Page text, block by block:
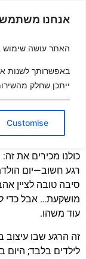
visibility_off השבת את
title סמן כותרות
settings צבע רקע
זום (הקטנה)
זום (הגדלה)
remove_circle_outline הקטנת גופן
add_circle_outline הגדלת גופן
spellcheck גופן קריא
ניגודיות
brightness_low ניגודיות כהה
אנחנו
האתר עושה שימוש
באפשרותך לשנות
ייתכן שחלק
Customise
חוגגים
הזמנת בלונים
קסם, אווירה
כולנו מכירים את
רגע חשוב—יום
סיבה טובה לציין
מושקעת… אבל כדי
עוד משהו.
זה הרגע שבו עיצוב
לילדים בלבד; היום